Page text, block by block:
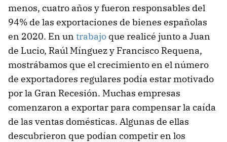
menos, cuatro años y fueron responsables del
94% de las exportaciones de bienes españolas
en 2020. En un trabajo que realicé junto a Juan
de Lucio, Raúl Mínguez y Francisco Requena,
mostrábamos que el crecimiento en el número
de exportadores regulares podía estar motivado
por la Gran Recesión. Muchas empresas
comenzaron a exportar para compensar la caída
de las ventas domésticas. Algunas de ellas
descubrieron que podían competir en los